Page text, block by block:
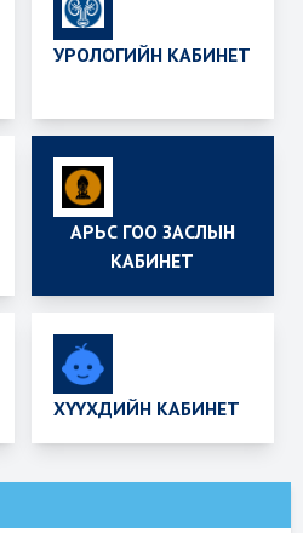
УРОЛОГИЙН КАБИНЕТ
АРЬС ГОО ЗАСЛЫН
КАБИНЕТ
ХҮҮХДИЙН КАБИНЕТ